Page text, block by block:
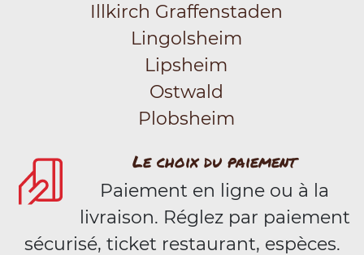
Illkirch Graffenstaden
Lingolsheim
Lipsheim
Ostwald
Plobsheim
Le choix du paiement
Paiement en ligne ou à la
livraison. Réglez par paiement
sécurisé, ticket restaurant, espèces.